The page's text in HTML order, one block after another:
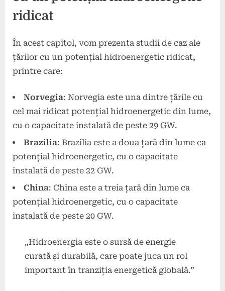
ridicat
În acest capitol, vom prezenta studii de caz ale
țărilor cu un potențial hidroenergetic ridicat,
printre care:
Norvegia: Norvegia este una dintre țările cu
cel mai ridicat potențial hidroenergetic din lume,
cu o capacitate instalată de peste 29 GW.
Brazilia: Brazilia este a doua țară din lume ca
potențial hidroenergetic, cu o capacitate
instalată de peste 22 GW.
China: China este a treia țară din lume ca
potențial hidroenergetic, cu o capacitate
instalată de peste 20 GW.
„Hidroenergia este o sursă de energie
curată și durabilă, care poate juca un rol
important în tranziția energetică globală.”